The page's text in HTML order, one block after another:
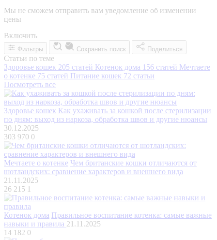
Мы не сможем отправить вам уведомление об изменении
цены
Включить
Фильтры Сохранить поиск Поделиться
Статьи по теме
Здоровье кошек 205 статей Котенок дома 156 статей Мечтаете
о котенке 75 статей Питание кошек 72 статьи
Посмотреть все
Здоровье кошек Как ухаживать за кошкой после стерилизации
по дням: выход из наркоза, обработка швов и другие нюансы
30.12.2025
303 970 0
Мечтаете о котенке Чем британские кошки отличаются от
шотландских: сравнение характеров и внешнего вида
21.11.2025
26 215 1
Котенок дома Правильное воспитание котенка: самые важные
навыки и правила 21.11.2025
14 182 0